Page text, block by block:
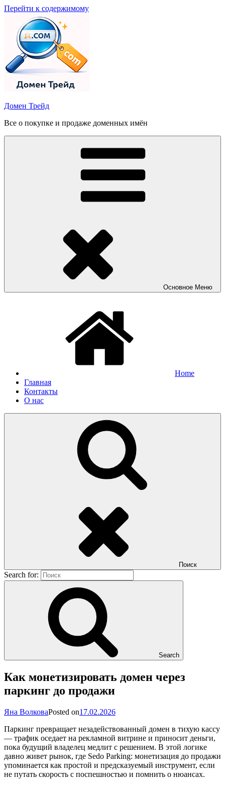
Перейти к содержимому
Домен Трейд
Все о покупке и продаже доменных имён
Основное Меню
Home
Главная
Контакты
О нас
Поиск
Search for:
Search
Как монетизировать домен через
паркинг до продажи
Яна ВолковаPosted on17.02.2026
Паркинг превращает незадействованный домен в тихую кассу
— трафик оседает на рекламной витрине и приносит деньги,
пока будущий владелец медлит с решением. В этой логике
давно живет рынок, где Sedo Parking: монетизация до продажи
упоминается как простой и предсказуемый инструмент, если
не путать скорость с поспешностью и помнить о нюансах.